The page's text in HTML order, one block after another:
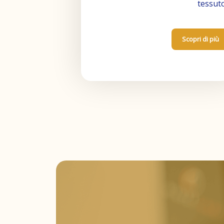
Scopri di più